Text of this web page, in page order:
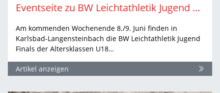
Eventseite zu BW Leichtathletik Jugend Finals ist online
Am kommenden Wochenende 8./9. Juni finden in
Karlsbad-Langensteinbach die BW Leichtathletik Jugend
Finals der Altersklassen U18…
Artikel anzeigen